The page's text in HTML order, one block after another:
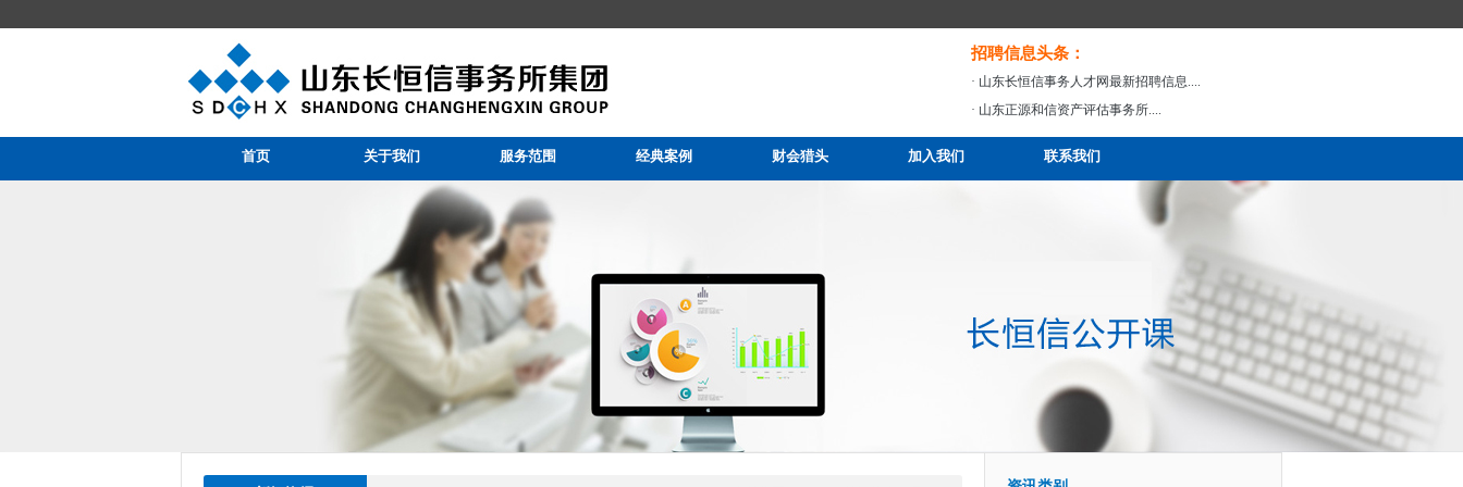
山东长恒信事务所集团
招聘信息头条：
· 山东长恒信事务人才网最新招聘信息....
· 山东正源和信资产评估事务所....
首页 关于我们 服务范围 经典案例 财会猎头 加入我们 联系我们